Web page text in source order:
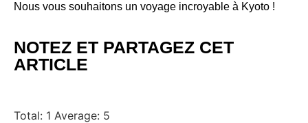
Nous vous souhaitons un voyage incroyable à Kyoto !
NOTEZ ET PARTAGEZ CET
ARTICLE
Total: 1 Average: 5